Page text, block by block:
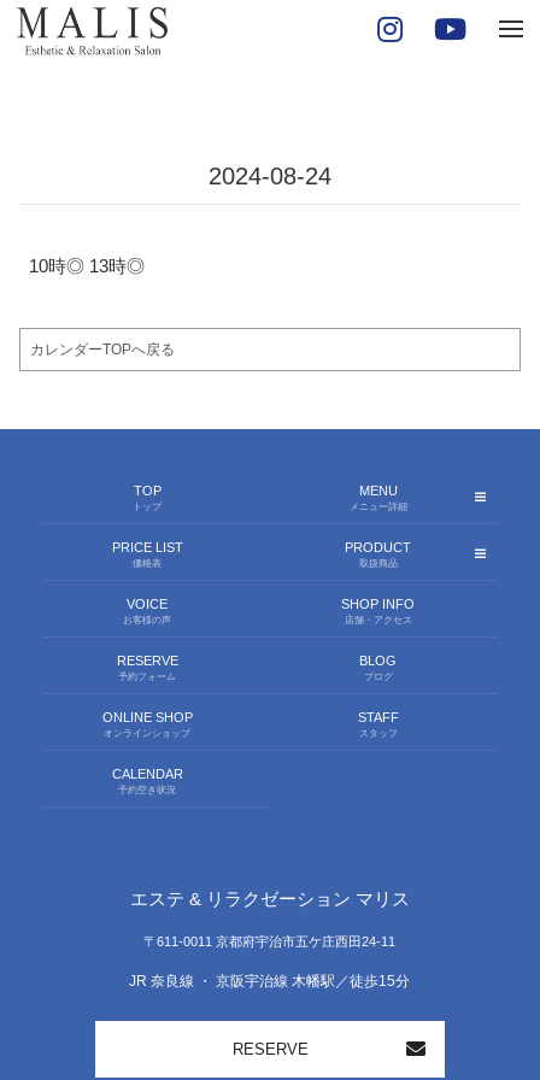
2024-08-24
10時◎ 13時◎
カレンダーTOPへ戻る
TOP
トップ
MENU
メニュー詳細
PRICE LIST
価格表
PRODUCT
取扱商品
VOICE
お客様の声
SHOP INFO
店舗・アクセス
RESERVE
予約フォーム
BLOG
ブログ
ONLINE SHOP
オンラインショップ
STAFF
スタッフ
CALENDAR
予約空き状況
エステ & リラクゼーション マリス
〒611-0011 京都府宇治市五ケ庄西田24-11
JR 奈良線 ・ 京阪宇治線 木幡駅／徒歩15分
RESERVE
予約空き状況